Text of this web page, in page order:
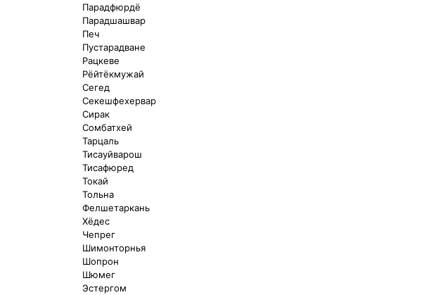
Парадфюрдё
Парадшашвар
Печ
Пустарадване
Рацкеве
Рёйтёкмужай
Сегед
Секешфехервар
Сирак
Сомбатхей
Тарцаль
Тисауйварош
Тисафюред
Токай
Тольна
Фелшетаркань
Хёдес
Чепрег
Шимонторнья
Шопрон
Шюмег
Эстергом